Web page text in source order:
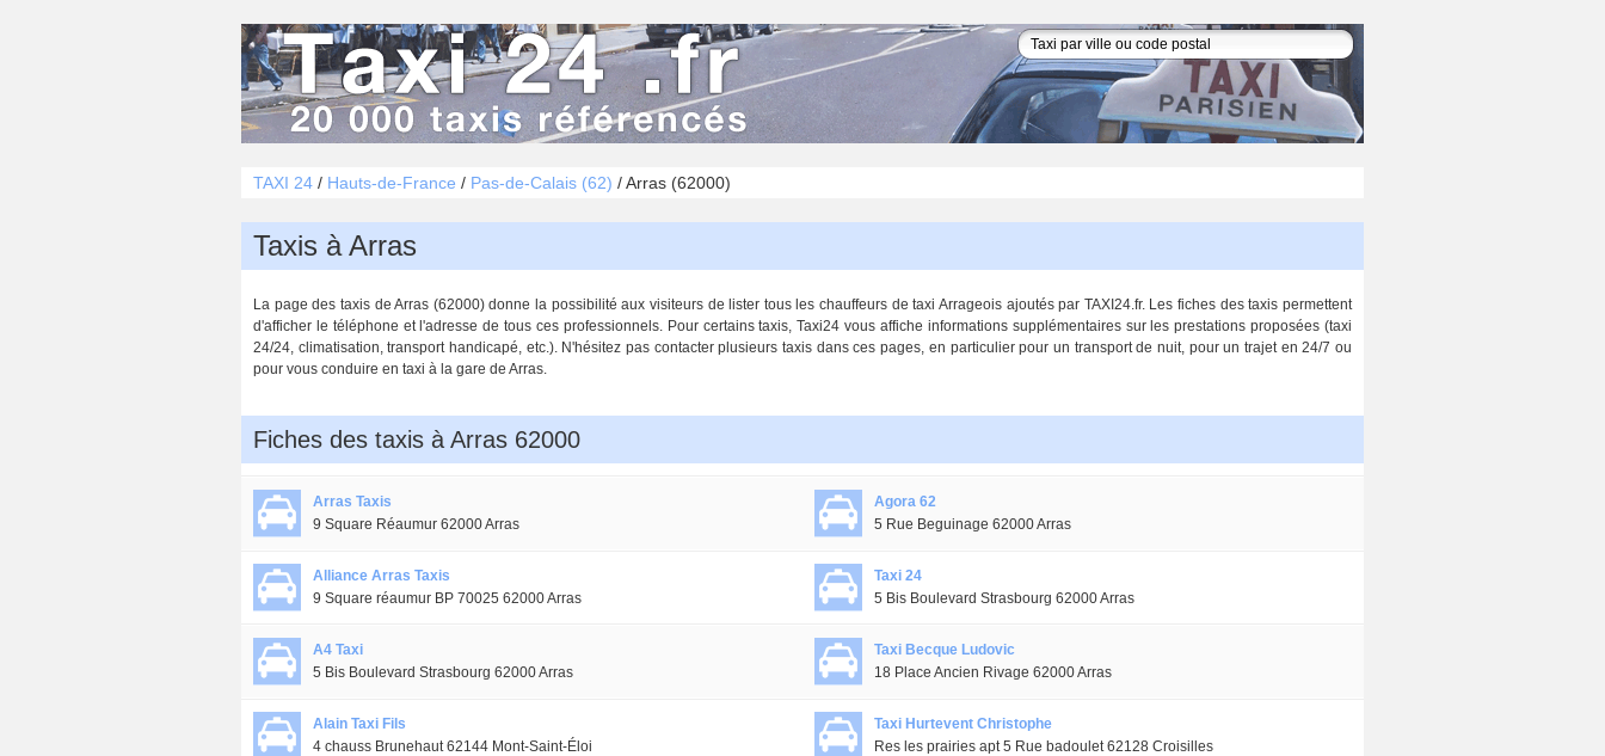
TAXI 24 / Hauts-de-France / Pas-de-Calais (62) /Arras (62000)
Taxis à Arras
La page des taxis de Arras (62000) donne la possibilité aux visiteurs de lister tous les chauffeurs de taxi Arrageois ajoutés par TAXI24.fr. Les fiches des taxis permettent
d'afficher le téléphone et l'adresse de tous ces professionnels. Pour certains taxis, Taxi24 vous affiche informations supplémentaires sur les prestations proposées (taxi
24/24, climatisation, transport handicapé, etc.). N'hésitez pas contacter plusieurs taxis dans ces pages, en particulier pour un transport de nuit, pour un trajet en 24/7 ou
pour vous conduire en taxi à la gare de Arras.
Fiches des taxis à Arras 62000
Arras Taxis
9 Square Réaumur 62000 Arras
Alliance Arras Taxis
9 Square réaumur BP 70025 62000 Arras
A4 Taxi
5 Bis Boulevard Strasbourg 62000 Arras
Alain Taxi Fils
4 chauss Brunehaut 62144 Mont-Saint-Éloi
Agora 62
5 Rue Beguinage 62000 Arras
Taxi 24
5 Bis Boulevard Strasbourg 62000 Arras
Taxi Becque Ludovic
18 Place Ancien Rivage 62000 Arras
Taxi Hurtevent Christophe
Res les prairies apt 5 Rue badoulet 62128 Croisilles